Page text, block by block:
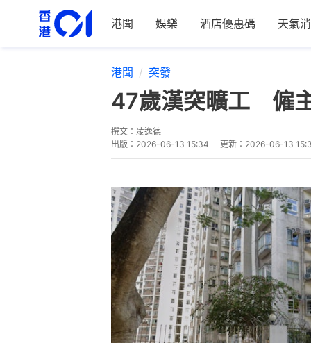
港聞 娛樂 酒店優惠碼 天氣
港聞 突發
47歲漢突曠工 僱
撰文： 凌逸德
出版： 2026-06-13 15:34 更新： 2026-06-13